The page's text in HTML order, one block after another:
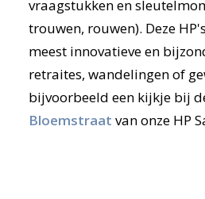
vraagstukken en
trouwen, rouwen). Deze
meest innovatieve en
retraites, wandelingen of
bijvoorbeeld een kijkje bij
Bloemstraat van onze HP